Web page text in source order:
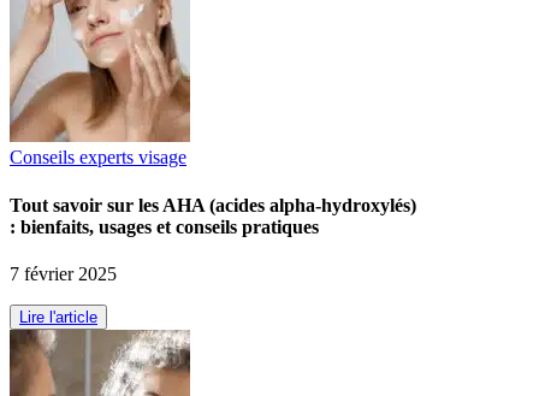
Conseils experts visage
Tout savoir sur les AHA (acides alpha-hydroxylés)
: bienfaits, usages et conseils pratiques
7 février 2025
Lire l'article